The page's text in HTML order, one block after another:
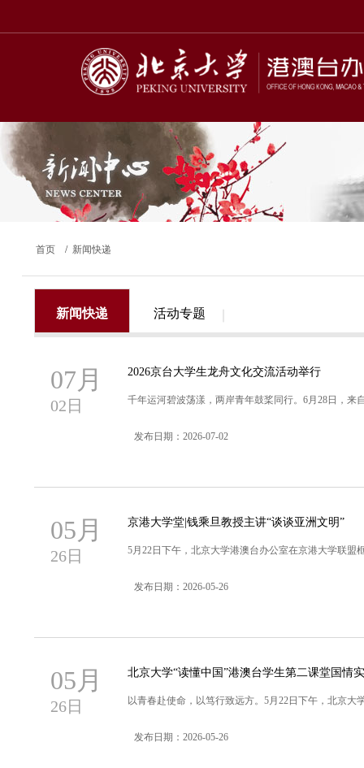
首页 / 新闻快递
新闻快递 活动专题
07月
02日
2026京台大学生龙舟文化交流活动举行
千年运河碧波荡漾，两岸青年鼓桨同行。6月28日，
发布日期：2026-07-02
05月
26日
京港大学堂|钱乘旦教授主讲“谈谈亚洲文明”
5月22日下午，北京大学港澳台办公室在京港大学联盟
发布日期：2026-05-26
05月
26日
北京大学“读懂中国”港澳台学生第二课堂国情
以青春赴使命，以笃行致远方。5月22日下午，北京
发布日期：2026-05-26